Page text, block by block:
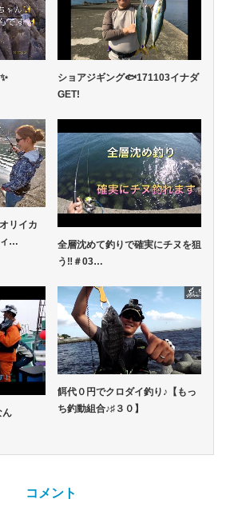
ショアジギング🐟171103イナダ
GET!
リイカ
ィ…
全層沈めて釣りで確実にチヌを狙
う‼️＃03…
ん
餌代０円でクロダイ釣り♪【もっ
ち釣動組合♪♯３０】
コメント